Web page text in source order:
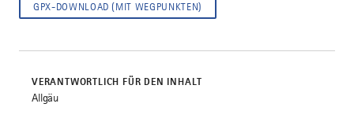
GPX-DOWNLOAD (MIT WEGPUNKTEN)
VERANTWORTLICH FÜR DEN INHALT
Allgäu